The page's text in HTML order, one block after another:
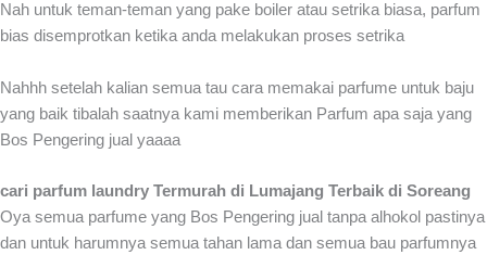
Nah untuk teman-teman yang pake boiler atau setrika biasa, parfum
bias disemprotkan ketika anda melakukan proses setrika
Nahhh setelah kalian semua tau cara memakai parfume untuk baju
yang baik tibalah saatnya kami memberikan Parfum apa saja yang
Bos Pengering jual yaaaa
cari parfum laundry Termurah di Lumajang Terbaik di Soreang
Oya semua parfume yang Bos Pengering jual tanpa alhokol pastinya
dan untuk harumnya semua tahan lama dan semua bau parfumnya